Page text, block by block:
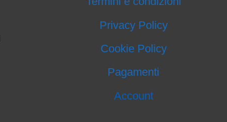
Privacy Policy
Cookie Policy
Pagamenti
Account